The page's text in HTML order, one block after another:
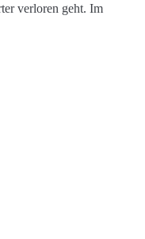
verloren geht. Im